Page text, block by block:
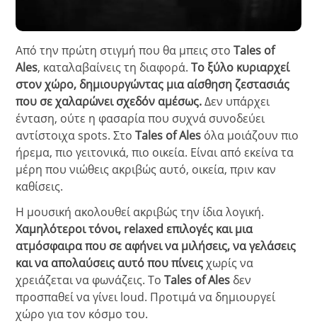
Από την πρώτη στιγμή που θα μπεις στοTales of
Ales, καταλαβαίνεις τη διαφορά.Το ξύλο κυριαρχεί
στον χώρο, δημιουργώντας μια αίσθηση ζεστασιάς
που σε χαλαρώνει σχεδόν αμέσως.Δεν υπάρχει
ένταση, ούτε η φασαρία που συχνά συνοδεύει
αντίστοιχα spots. ΣτοTales of Ales όλα μοιάζουν πιο
ήρεμα, πιο γειτονικά, πιο οικεία. Είναι από εκείνα τα
μέρη που νιώθεις ακριβώς αυτό, οικεία, πριν καν
καθίσεις.
Η μουσική ακολουθεί ακριβώς την ίδια λογική.
Χαμηλότεροι τόνοι, relaxed επιλογές και μια
ατμόσφαιρα που σε αφήνει να μιλήσεις, να γελάσεις
και να απολαύσεις αυτό που πίνειςχωρίς να
χρειάζεται να φωνάζεις. ΤοTales of Ales δεν
προσπαθεί να γίνει loud. Προτιμά να δημιουργεί
χώρο για τον κόσμο του.